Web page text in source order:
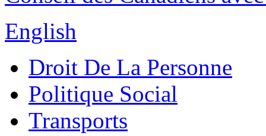
English
Droit De La Personne
Politique Social
Transports